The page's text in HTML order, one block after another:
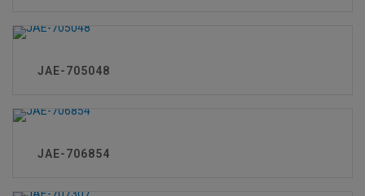
JAE-705048
JAE-706854